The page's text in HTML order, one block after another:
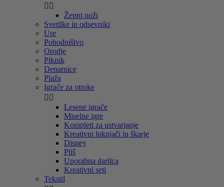
 
Žepni noži
Svetilke in odsevniki
Ure
Pohodništvo
Orodje
Piknik
Denarnice
Plaža
Igrače za otroke
 
Lesene igrače
Miselne igre
Kompleti za ustvarjanje
Kreativni luknjači in škarje
Disney
Pliš
Uporabna darilca
Kreativni seti
Tekstil